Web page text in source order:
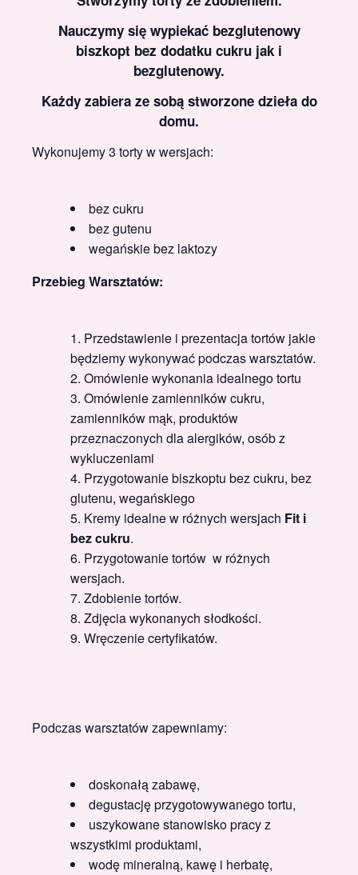
Nauczymy się wypiekać bezglutenowy
biszkopt bez dodatku cukru jak i
bezglutenowy.
Każdy zabiera ze sobą stworzone dzieła do
domu.
Wykonujemy 3 torty w wersjach:
bez cukru
bez gutenu
wegańskie bez laktozy
Przebieg Warsztatów:
Przedstawienie i prezentacja tortów jakie
będziemy wykonywać podczas warsztatów.
Omówienie wykonania idealnego tortu
Omówienie zamienników cukru,
zamienników mąk, produktów
przeznaczonych dla alergików, osób z
wykluczeniami
Przygotowanie biszkoptu bez cukru, bez
glutenu, wegańskiego
Kremy idealne w różnych wersjach Fit i
bez cukru.
Przygotowanie tortów w różnych
wersjach.
Zdobienie tortów.
Zdjęcia wykonanych słodkości.
Wręczenie certyfikatów.
Podczas warsztatów zapewniamy:
doskonałą zabawę,
degustację przygotowywanego tortu,
uszykowane stanowisko pracy z
wszystkimi produktami,
wodę mineralną, kawę i herbatę,